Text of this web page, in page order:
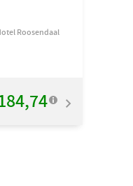
Roosendaal